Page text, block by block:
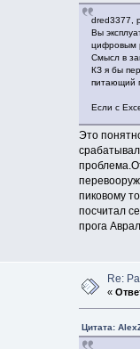
dred3377,
Вы
цифровым
Смысл в
КЗ я бы
питающий
Если с
Это
пиковому
посчитал
прога
Re:
«
Цитата: